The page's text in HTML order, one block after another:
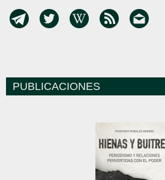
PUBLICACIONES